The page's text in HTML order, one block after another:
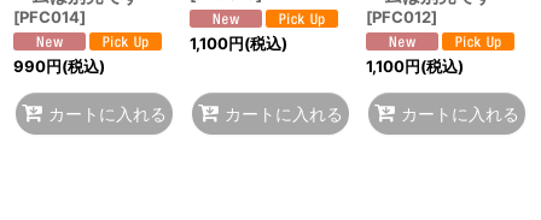
[PFC014]
990円(税込)
カートに入れる
1,100円(税込)
カートに入れる
[PFC012]
1,100円(税込)
カートに入れる